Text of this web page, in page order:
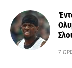
7